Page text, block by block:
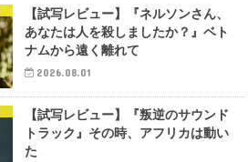
【試写レビュー】『ネルソンさん、
あなたは人を殺しましたか？』ベト
ナムから遠く離れて
2026.08.01
【試写レビュー】『叛逆のサウンド
トラック』その時、アフリカは動い
た